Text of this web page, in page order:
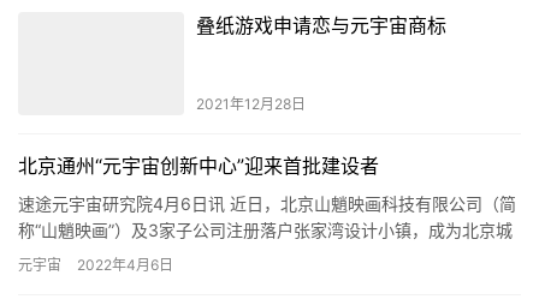
叠纸游戏申请恋与元宇宙商标
2021年12月28日
北京通州“元宇宙创新中心”迎来首批建设者
速途元宇宙研究院4月6日讯 近日，北京山魈映画科技有限公司（简
称“山魈映画”）及3家子公司注册落户张家湾设计小镇，成为北京城
市副中心“元宇宙创新中心”的首批建设者。 据悉，山魈映画…
元宇宙 2022年4月6日